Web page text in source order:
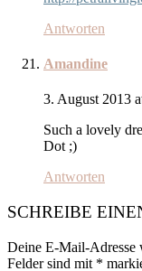
Antworten
Amandine
3. August 2013
Such a lovely
Dot ;)
Antworten
SCHREIBE
Deine E-Mail-
Felder sind mit *